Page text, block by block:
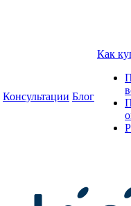
Консультации Блог
Как